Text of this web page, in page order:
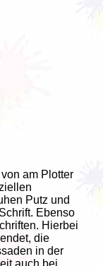
am Plotter
Putz und
Ebenso
Hierbei
die
in der
auch bei